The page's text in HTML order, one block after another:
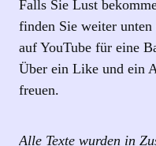
Falls Sie Lust
finden Sie weiter
auf YouTube für eine
Über ein Like und ein
freuen.
Alle Texte wurden in